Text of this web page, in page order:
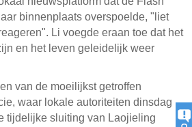
binnenplaats overspoelde, "liet
Li voegde eraan toe dat het
en het leven geleidelijk weer
van de moeilijkst getroffen
waar lokale autoriteiten dinsdag
tijdelijke sluiting van Laojieling